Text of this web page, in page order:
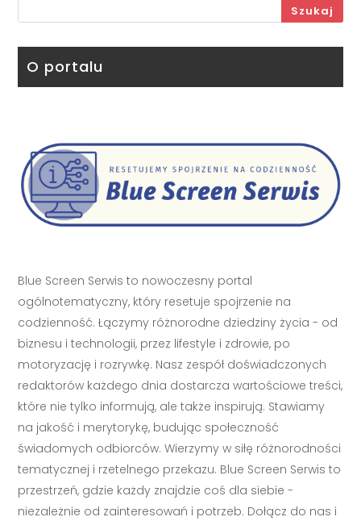
Szukaj
O portalu
Blue Screen Serwis to nowoczesny portal
ogólnotematyczny, który resetuje spojrzenie na
codzienność. Łączymy różnorodne dziedziny życia - od
biznesu i technologii, przez lifestyle i zdrowie, po
motoryzację i rozrywkę. Nasz zespół doświadczonych
redaktorów każdego dnia dostarcza wartościowe treści,
które nie tylko informują, ale także inspirują. Stawiamy
na jakość i merytorykę, budując społeczność
świadomych odbiorców. Wierzymy w siłę różnorodności
tematycznej i rzetelnego przekazu. Blue Screen Serwis to
przestrzeń, gdzie każdy znajdzie coś dla siebie -
niezależnie od zainteresowań i potrzeb. Dołącz do nas i